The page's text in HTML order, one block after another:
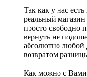
Так как у нас
реальный
просто свободно
вернуть не
абсолютно любой
возвратом
Как можно с Вами